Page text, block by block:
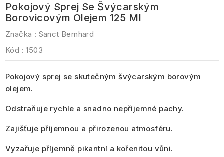
Pokojový Sprej Se Švýcarským
Borovicovým Olejem 125 Ml
Značka : Sanct Bernhard
Kód : 1503
Pokojový sprej se skutečným švýcarským borovým
olejem.
Odstraňuje rychle a snadno nepříjemné pachy.
Zajišťuje příjemnou a přirozenou atmosféru.
Vyzařuje příjemně pikantní a kořenitou vůni.